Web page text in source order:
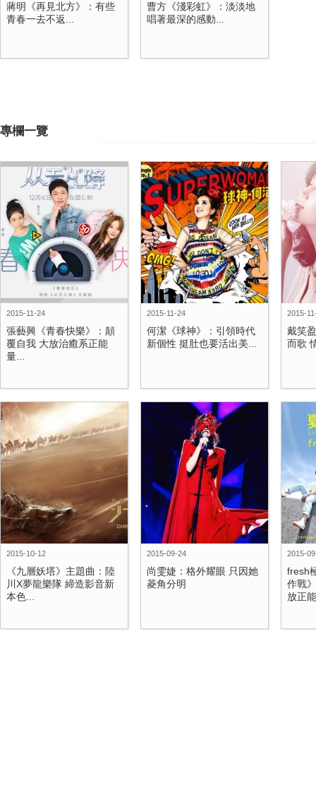
蔣明《再見北方》：有些
青春一去不返...
曹方《淺彩虹》：淡淡地
唱著最深的感動...
專欄一覽
2015-11-24
張藝興《青春快樂》：顛
覆自我 大放治癒系正能
量...
2015-11-24
何潔《球神》：引領時代
新個性 挺肚也要活出美...
2015-
戴笑
而歌
2015-10-12
《九層妖塔》主題曲：陸
川X夢龍樂隊 締造影音新
本色...
2015-09-24
尚雯婕：格外耀眼 只因她
菱角分明
2015-
fresh
作戰
放正